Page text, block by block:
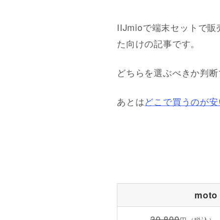
IIJmioで端末セットで販
た向けの記事です。
どちらを選ぶべきか判
あとはどこで買うのが
moto